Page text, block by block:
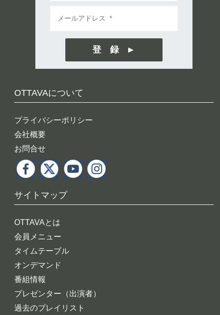
OTTAVAについて
プライバシーポリシー
会社概要
お問合せ
サイトマップ
OTTAVAとは
会員メニュー
タイムテーブル
オンデマンド
番組情報
プレゼンター（出演者）
過去のプレイリスト
登 録